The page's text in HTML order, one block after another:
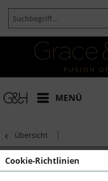
MENÜ
Übersicht
The Return of
Sir Arthur Conan
Cookie-Richtlinien